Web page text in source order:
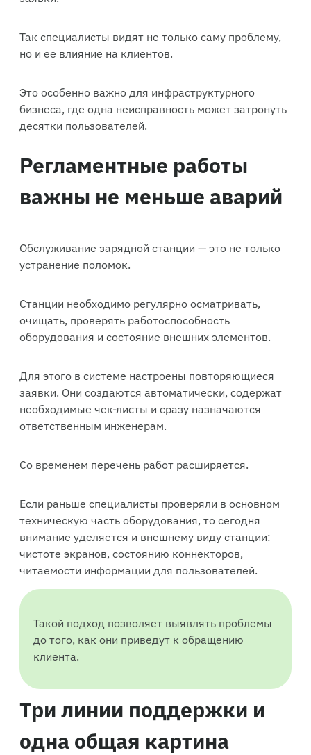
Так специалисты видят не только саму проблему,
но и ее влияние на клиентов.
Это особенно важно для инфраструктурного
бизнеса, где одна неисправность может затронуть
десятки пользователей.
Регламентные работы
важны не меньше аварий
Обслуживание зарядной станции — это не только
устранение поломок.
Станции необходимо регулярно осматривать,
очищать, проверять работоспособность
оборудования и состояние внешних элементов.
Для этого в системе настроены повторяющиеся
заявки. Они создаются автоматически, содержат
необходимые чек-листы и сразу назначаются
ответственным инженерам.
Со временем перечень работ расширяется.
Если раньше специалисты проверяли в основном
техническую часть оборудования, то сегодня
внимание уделяется и внешнему виду станции:
чистоте экранов, состоянию коннекторов,
читаемости информации для пользователей.
Такой подход позволяет выявлять проблемы
до того, как они приведут к обращению
клиента.
Три линии поддержки и
одна общая картина